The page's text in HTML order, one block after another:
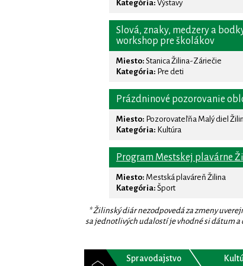
Kategória: Výstavy
Slová, znaky, medzery a
workshop pre školákov
Miesto: Stanica Žilina-Záriečie
Kategória: Pre deti
Prázdninové pozorovanie
Miesto: Pozorovateľňa Malý diel
Kategória: Kultúra
Program Mestskej plavárne
Miesto: Mestská plaváreň Žilina
Kategória: Šport
* Žilinský diár nezodpovedá za zmeny
sa jednotlivých udalostí je vhodné si dátum
Spravodajstvo